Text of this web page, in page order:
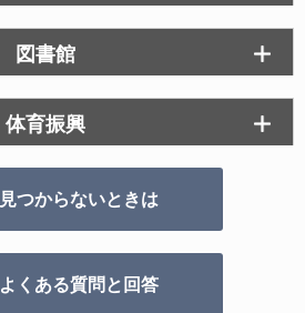
図書館
体育振興
見つからないときは
よくある質問と回答